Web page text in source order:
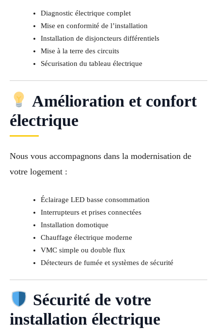
Diagnostic électrique complet
Mise en conformité de l’installation
Installation de disjoncteurs différentiels
Mise à la terre des circuits
Sécurisation du tableau électrique
Amélioration et confort
électrique
Nous vous accompagnons dans la modernisation de
votre logement :
Éclairage LED basse consommation
Interrupteurs et prises connectées
Installation domotique
Chauffage électrique moderne
VMC simple ou double flux
Détecteurs de fumée et systèmes de sécurité
Sécurité de votre
installation électrique